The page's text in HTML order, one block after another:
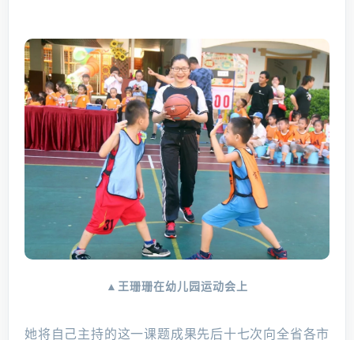
▲王珊珊在幼儿园运动会上
她将自己主持的这一课题成果先后十七次向全省各市